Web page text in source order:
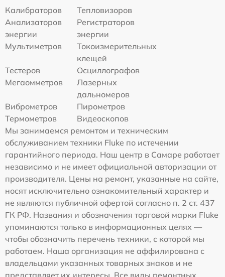
Калибраторов
Тепловизоров
Анализаторов
энергии
Регистраторов
энергии
Мультиметров
Токоизмерительных
клещей
Тестеров
Осциллографов
Мегаомметров
Лазерных
дальномеров
Виброметров
Пирометров
Термометров
Видеоскопов
Мы занимаемся ремонтом и техническим
обслуживанием техники Fluke по истечении
гарантийного периода. Наш центр в Самаре работает
независимо и не имеет официальной авторизации от
производителя. Цены на ремонт, указанные на сайте,
носят исключительно ознакомительный характер и
не являются публичной офертой согласно п. 2 ст. 437
ГК РФ. Названия и обозначения торговой марки Fluke
упоминаются только в информационных целях —
чтобы обозначить перечень техники, с которой мы
работаем. Наша организация не аффилирована с
владельцами указанных товарных знаков и не
представляет их интересы. Все виды ремонтных